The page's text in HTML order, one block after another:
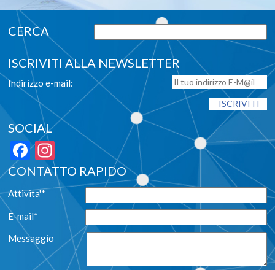
ISCRIVITI ALLA NEWSLETTER
Indirizzo e-mail:
SOCIAL
Facebook
Instagram
CONTATTO RAPIDO
Attivita'*
E-mail*
Messaggio